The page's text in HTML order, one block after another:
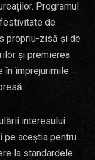
Programul
de
propriu-zisă și de
și premierea
în împrejurimile
interesului
pe aceștia pentru
la standardele